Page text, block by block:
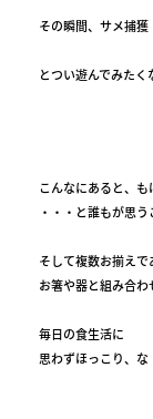
その瞬間、サメ捕獲
とつい遊んでみたく
こんなにあると、も
・・・と誰もが思
そして複数お揃えで
お箸や器と組み合わ
毎日の食生活に
思わずほっこり、な